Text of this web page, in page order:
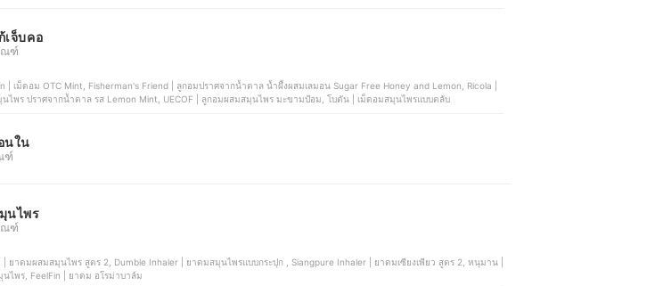
เจ็บคอ
ณฑ์
| เม็ดอม OTC Mint, Fisherman's Friend | ลูกอมปราศจากน้ำตาล น้ำผึ้งผสมเลมอน Sugar Free Honey and Lemon, Ricola |
นไพร ปราศจากน้ำตาล รส Lemon Mint, UECOF | ลูกอมผสมสมุนไพร มะขามป้อม, โบตัน | เม็ดอมสมุนไพรแบบตลับ
นใน
ฑ์
นไพร
ณฑ์
นไพร สูตร 2, Dumble Inhaler | ยาดมสมุนไพรแบบกระปุก , Siangpure Inhaler | ยาดมเซียงเพียว สูตร 2, หนุมาน |
ยาดมสมุนไพร, FeelFin | ยาดม อโรม่าบาล์ม